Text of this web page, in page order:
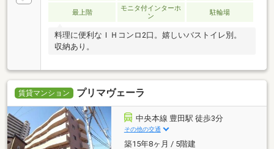
最上階
モニタ付インターホ
ン
駐輪場
料理に便利なＩＨコンロ2口。嬉しいバストイレ別。
収納あり。
賃貸マンション プリマヴェーラ
中央本線 豊田駅 徒歩3分
その他の交通
築15年8ヶ月 / 5階建